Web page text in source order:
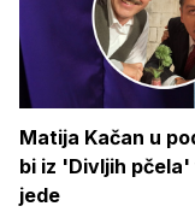
Matija Kačan u
bi iz 'Divljih
jede